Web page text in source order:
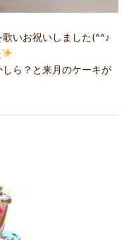
歌いお祝いしました(^^♪
ら？と来月のケーキが